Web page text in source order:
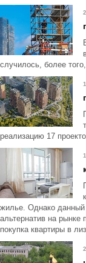
случилось, более
реализацию 17
жилье. Однако данный
альтернатив на рынке
покупка квартиры в